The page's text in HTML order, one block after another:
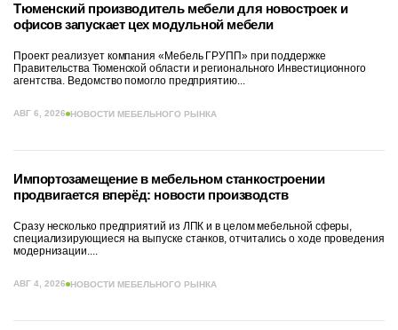
Тюменский производитель мебели для новостроек и
офисов запускает цех модульной мебели
Проект реализует компания «Мебель ГРУПП» при поддержке
Правительства Тюменской области и регионального Инвестиционного
агентства. Ведомство помогло предприятию...
АВГ 6, 2026 НОВОСТИ МЕБЕЛЬНОГО РЫНКА
Импортозамещение в мебельном станкостроении
продвигается вперёд: новости производств
Сразу несколько предприятий из ЛПК и в целом мебельной сферы,
специализирующиеся на выпуске станков, отчитались о ходе проведения
модернизации....
АВГ 4, 2026 НОВОСТИ МЕБЕЛЬНОГО РЫНКА